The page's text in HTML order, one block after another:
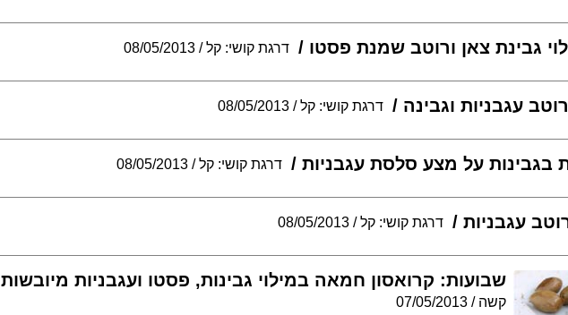
גבינת צאן ורוטב שמנת פסטו דרגת קושי: קל
08/05/2013
עגבניות וגבינה דרגת קושי: קל
08/05/2013
בגבינות על מצע סלסת עגבניות דרגת קושי: קל
08/05/2013
עגבניות דרגת קושי: קל
08/05/2013
שבועות: קרואסון חמאה במילוי גבינות, פסטו ועגבניות מיובשות
קשה
07/05/2013